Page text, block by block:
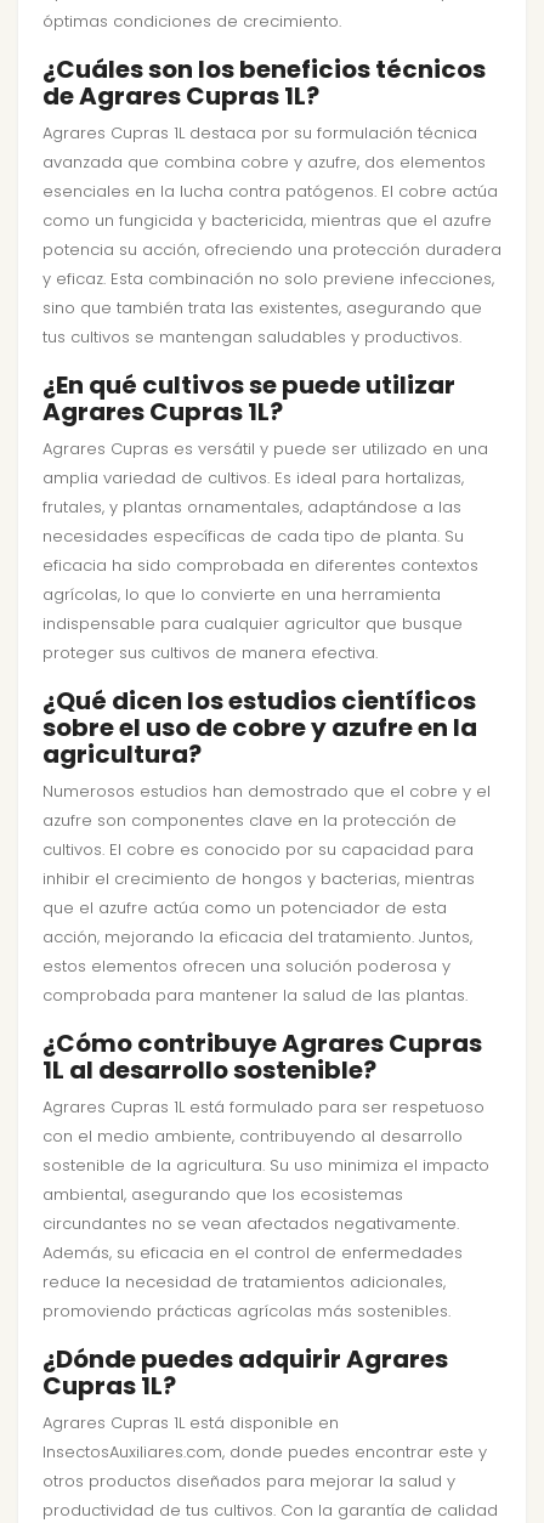
óptimas condiciones de crecimiento.
¿Cuáles son los beneficios técnicos
de Agrares Cupras 1L?
Agrares Cupras 1L destaca por su formulación técnica
avanzada que combina cobre y azufre, dos elementos
esenciales en la lucha contra patógenos. El cobre actúa
como un fungicida y bactericida, mientras que el azufre
potencia su acción, ofreciendo una protección duradera
y eficaz. Esta combinación no solo previene infecciones,
sino que también trata las existentes, asegurando que
tus cultivos se mantengan saludables y productivos.
¿En qué cultivos se puede utilizar
Agrares Cupras 1L?
Agrares Cupras es versátil y puede ser utilizado en una
amplia variedad de cultivos. Es ideal para hortalizas,
frutales, y plantas ornamentales, adaptándose a las
necesidades específicas de cada tipo de planta. Su
eficacia ha sido comprobada en diferentes contextos
agrícolas, lo que lo convierte en una herramienta
indispensable para cualquier agricultor que busque
proteger sus cultivos de manera efectiva.
¿Qué dicen los estudios científicos
sobre el uso de cobre y azufre en la
agricultura?
Numerosos estudios han demostrado que el cobre y el
azufre son componentes clave en la protección de
cultivos. El cobre es conocido por su capacidad para
inhibir el crecimiento de hongos y bacterias, mientras
que el azufre actúa como un potenciador de esta
acción, mejorando la eficacia del tratamiento. Juntos,
estos elementos ofrecen una solución poderosa y
comprobada para mantener la salud de las plantas.
¿Cómo contribuye Agrares Cupras
1L al desarrollo sostenible?
Agrares Cupras 1L está formulado para ser respetuoso
con el medio ambiente, contribuyendo al desarrollo
sostenible de la agricultura. Su uso minimiza el impacto
ambiental, asegurando que los ecosistemas
circundantes no se vean afectados negativamente.
Además, su eficacia en el control de enfermedades
reduce la necesidad de tratamientos adicionales,
promoviendo prácticas agrícolas más sostenibles.
¿Dónde puedes adquirir Agrares
Cupras 1L?
Agrares Cupras 1L está disponible en
InsectosAuxiliares.com, donde puedes encontrar este y
otros productos diseñados para mejorar la salud y
productividad de tus cultivos. Con la garantía de calidad